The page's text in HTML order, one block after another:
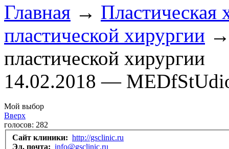
Главная → Пластическая
пластической хирургии →
пластической хирургии
14.02.2018 —
Мой выбор
Вверх
голосов: 282
Сайт клиники: http://gsclinic.ru
Эл. почта: info@gsclinic.ru